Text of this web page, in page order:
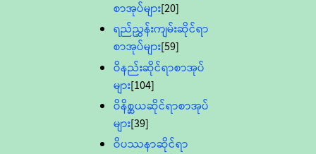
စာအုပ်များ[20]
ရည်ညွှန်းကျမ်းဆိုင်ရာ
စာအုပ်များ[59]
ဝိနည်းဆိုင်ရာစာအုပ်
များ[104]
ဝိနိစ္ဆယဆိုင်ရာစာအုပ်
များ[39]
ဝိပဿနာဆိုင်ရာ